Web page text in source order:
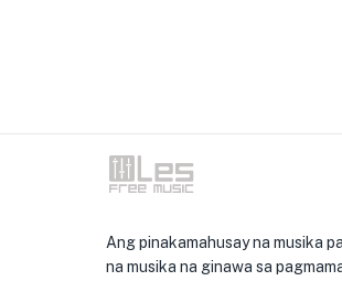
Ang pinakamahusay na musika
na musika na ginawa sa